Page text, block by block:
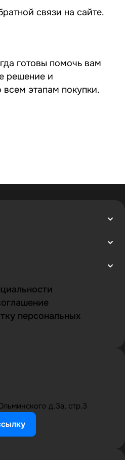
связи на сайте.
готовы помочь вам
решение и
всем этапам покупки.
персональных
д.3а, стр.3